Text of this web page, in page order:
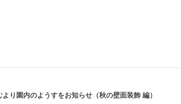
り園内のようすをお知らせ（秋の壁面装飾 編）